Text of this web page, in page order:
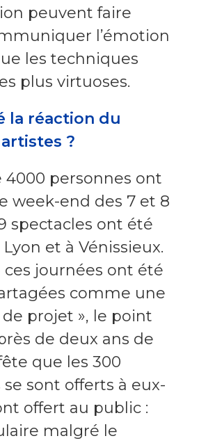
peuvent faire
l’émotion
les techniques
plus virtuoses.
la réaction du
?
4000 personnes ont
week-end des 7 et 8
spectacles ont été
et à Vénissieux.
ces journées ont été
comme une
projet », le point
de deux ans de
que les 300
sont offerts à eux-
offert au public :
malgré le